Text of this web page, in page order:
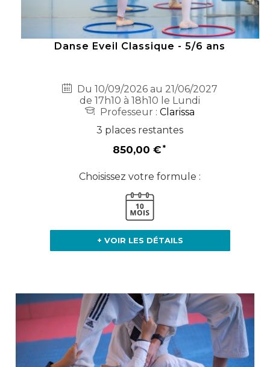
Danse Eveil Classique - 5/6 ans
Du 10/09/2026 au 21/06/2027
de 17h10 à 18h10 le Lundi
Professeur :Clarissa
3 places restantes
850,00 €
Choisissez votre formule :
+ VOIR LES DÉTAILS